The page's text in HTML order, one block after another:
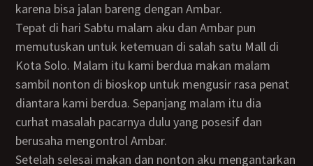
karena bisa jalan bareng dengan Ambar.
Tepat di hari Sabtu malam aku dan Ambar pun
memutuskan untuk ketemuan di salah satu Mall di
Kota Solo. Malam itu kami berdua makan malam
sambil nonton di bioskop untuk mengusir rasa penat
diantara kami berdua. Sepanjang malam itu dia
curhat masalah pacarnya dulu yang posesif dan
berusaha mengontrol Ambar.
Setelah selesai makan dan nonton aku mengantarkan